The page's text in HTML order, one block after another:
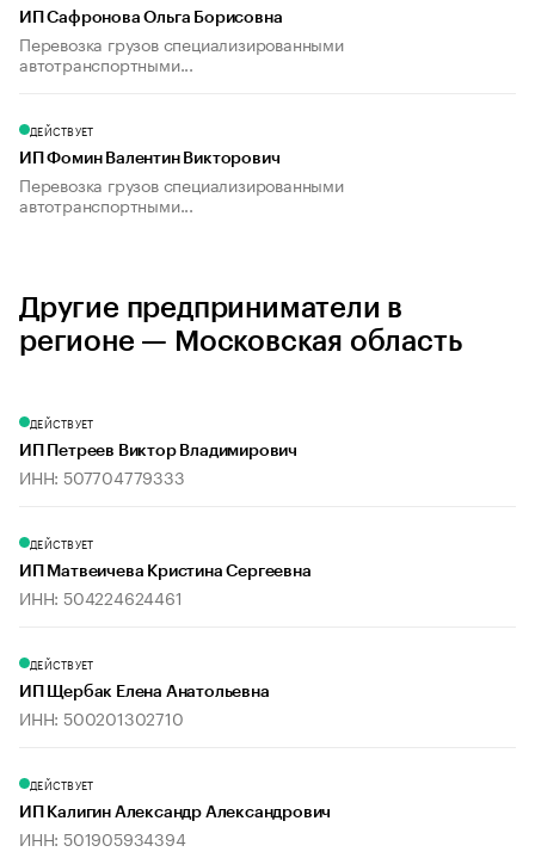
ИП Сафронова Ольга Борисовна
Перевозка грузов специализированными
автотранспортными...
ДЕЙСТВУЕТ
ИП Фомин Валентин Викторович
Перевозка грузов специализированными
автотранспортными...
Другие предприниматели в
регионе — Московская область
ДЕЙСТВУЕТ
ИП Петреев Виктор Владимирович
ИНН: 507704779333
ДЕЙСТВУЕТ
ИП Матвеичева Кристина Сергеевна
ИНН: 504224624461
ДЕЙСТВУЕТ
ИП Щербак Елена Анатольевна
ИНН: 500201302710
ДЕЙСТВУЕТ
ИП Калигин Александр Александрович
ИНН: 501905934394